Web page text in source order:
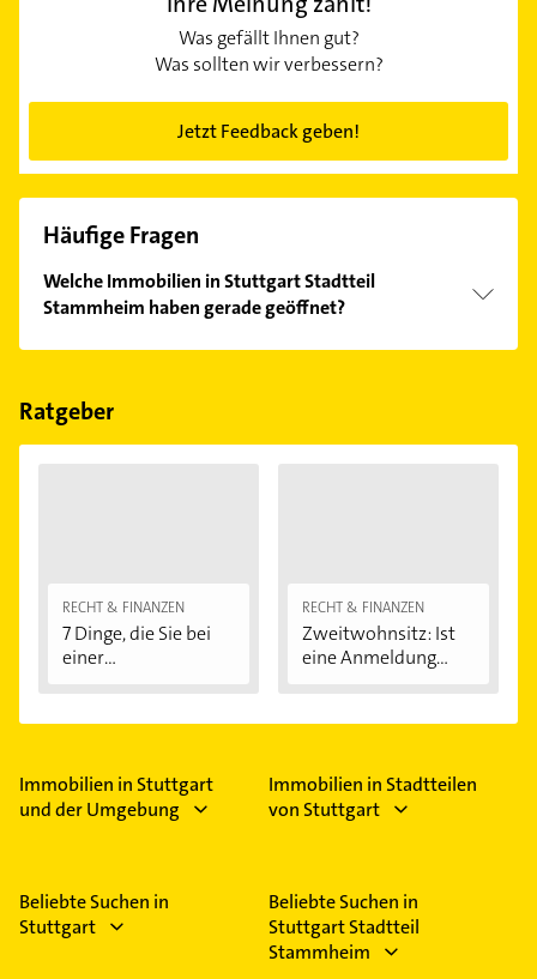
Was gefällt Ihnen gut?
Was sollten wir verbessern?
Jetzt Feedback geben!
Häufige Fragen
Welche Immobilien in Stuttgart Stadtteil
Stammheim haben gerade geöffnet?
Im Anbieter-Bereich finden Sie alleÖffnungszeiten.
Feiertagen abweichen können.
Ratgeber
RECHT & FINANZEN
7 Dinge, die Sie bei
einer
RECHT & FINANZEN
Zweitwohnsitz: Ist
eine Anmeldung...
Immobilien in Stuttgart
und der Umgebung
Immobilien in Stadtteilen
von Stuttgart
Beliebte Suchen in
Stuttgart
Beliebte Suchen in
Stuttgart Stadtteil
Stammheim